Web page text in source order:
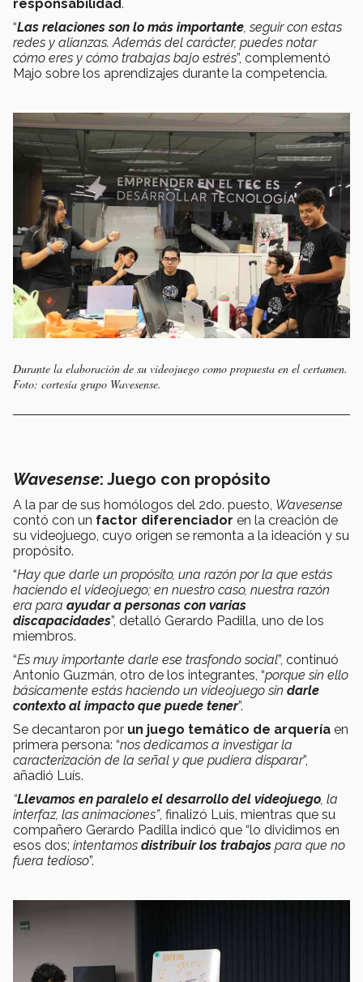
responsabilidad.
“Las relaciones son lo más importante, seguir con estas
redes y alianzas. Además del carácter, puedes notar
cómo eres y cómo trabajas bajo estrés”, complementó
Majo sobre los aprendizajes durante la competencia.
Durante la elaboración de su videojuego como propuesta en el certamen.
Foto: cortesía grupo Wavesense.
Wavesense: Juego con propósito
A la par de sus homólogos del 2do. puesto, Wavesense
contó con un factor diferenciador en la creación de
su videojuego, cuyo origen se remonta a la ideación y su
propósito.
“Hay que darle un propósito, una razón por la que estás
haciendo el videojuego; en nuestro caso, nuestra razón
era para ayudar a personas con varias
discapacidades”, detalló Gerardo Padilla, uno de los
miembros.
“Es muy importante darle ese trasfondo social”, continuó
Antonio Guzmán, otro de los integrantes, “porque sin ello
básicamente estás haciendo un videojuego sin darle
contexto al impacto que puede tener”.
Se decantaron por un juego temático de arquería en
primera persona: “nos dedicamos a investigar la
caracterización de la señal y que pudiera disparar”,
añadió Luís.
“Llevamos en paralelo el desarrollo del videojuego , la
interfaz, las animaciones”, finalizó Luis, mientras que su
compañero Gerardo Padilla indicó que “lo dividimos en
esos dos; intentamos distribuir los trabajos para que no
fuera tedioso”.